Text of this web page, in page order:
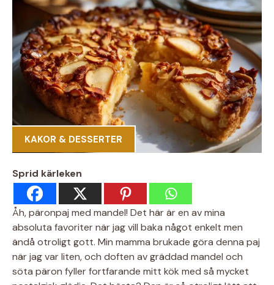
KAKOR & DESSERTER
Sprid kärleken
Åh, päronpaj med mandel! Det här är en av mina
absoluta favoriter när jag vill baka något enkelt men
ändå otroligt gott. Min mamma brukade göra denna paj
när jag var liten, och doften av gräddad mandel och
söta päron fyller fortfarande mitt kök med så mycket